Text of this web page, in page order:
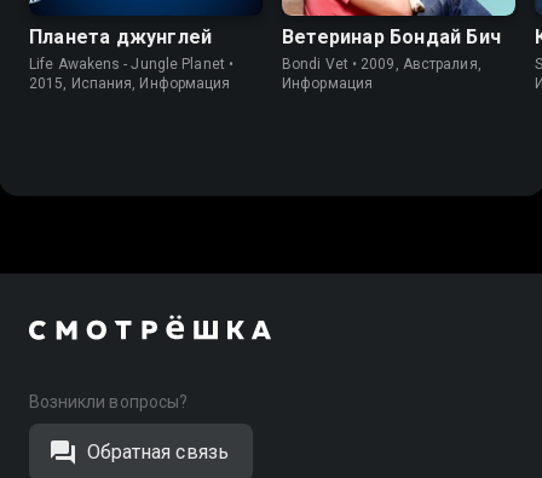
Планета джунглей
Life Awakens - Jungle Planet •
2015, Испания, Информация
Ветеринар Бондай Бич
Bondi Vet • 2009, Австралия,
Информация
Возникли вопросы?
Обратная связь